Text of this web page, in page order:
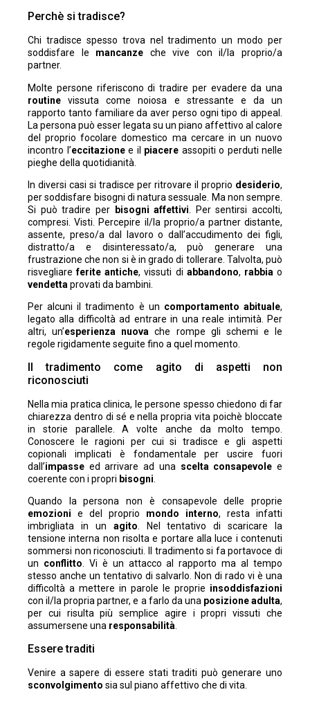
Perchè si tradisce?
Chi tradisce spesso trova nel tradimento un modo per
soddisfare le mancanze che vive con il/la proprio/a
partner.
Molte persone riferiscono di tradire per evadere da una
routinevissuta come noiosa e stressante e da un
rapporto tanto familiare da aver perso ogni tipo di appeal.
La persona può esser legata su un piano affettivo al calore
del proprio focolare domestico ma cercare in un nuovo
incontro l’eccitazionee il piacere assopiti o perduti nelle
pieghe della quotidianità.
In diversi casi si tradisce per ritrovare il proprio desiderio,
per soddisfare bisogni di natura sessuale. Ma non sempre.
Si può tradire per
bisogni affettivi . Per sentirsi accolti,
compresi. Visti. Percepire il/la proprio/a partner distante,
assente, preso/a dal lavoro o dall’accudimento dei figli,
distratto/a e disinteressato/a, può generare una
frustrazione che non si è in grado di tollerare. Talvolta, può
risvegliareferite antiche, vissuti di abbandono, rabbia o
vendetta provati da bambini.
Per alcuni il tradimento è un comportamento abituale,
legato alla difficoltà ad entrare in una reale intimità. Per
altri, un’esperienza nuova che rompe gli schemi e le
regole rigidamente seguite fino a quel momento.
Il tradimento come agito di aspetti non
riconosciuti
Nella mia pratica clinica, le persone spesso chiedono di far
chiarezza dentro di sé e nella propria vita poichè bloccate
in storie parallele. A volte anche da molto tempo.
Conoscere le ragioni per cui si tradisce e gli aspetti
copionali implicati è fondamentale per uscire fuori
dall’impasse ed arrivare ad una scelta consapevole e
coerente con i propri bisogni
Quando la persona non è consapevole delle proprie
emozioni e del proprio mondo interno, resta infatti
imbrigliata in un agito. Nel tentativo di scaricare la
tensione interna non risolta e portare alla luce i contenuti
sommersi non riconosciuti. Il tradimento si fa portavoce di
un conflitto. Vi è un attacco al rapporto ma al tempo
stesso anche un tentativo di salvarlo. Non di rado vi è una
difficoltà a mettere in parole le proprie insoddisfazioni
con il/la propria partner, e a farlo da una posizione adulta,
per cui risulta più semplice agire i propri vissuti che
assumersene una responsabilità.
Essere traditi
Venire a sapere di essere stati traditi può generare uno
sconvolgimento sia sul piano affettivo che di vita.